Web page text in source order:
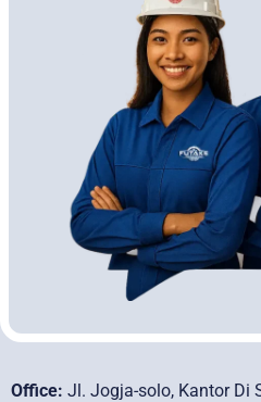
Office: Jl. Jogja-solo, Kantor Di